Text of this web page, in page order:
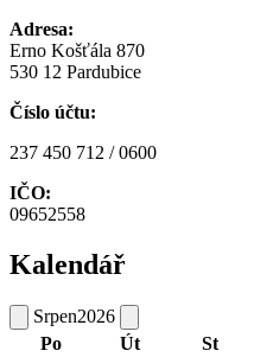
Adresa:
Erno Košťála 870
530 12 Pardubice
Číslo účtu:
237 450 712 / 0600
IČO:
09652558
Kalendář
Srpen2026
Po
Út St